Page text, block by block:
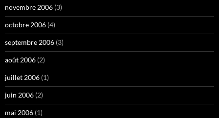
novembre 2006 (3)
octobre 2006 (4)
septembre 2006 (3)
août 2006 (2)
juillet 2006 (1)
juin 2006 (2)
mai 2006 (1)